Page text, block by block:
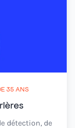
35 ANS
détection, de